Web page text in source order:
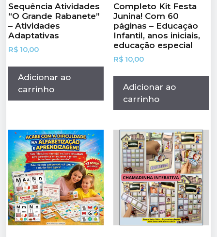
Sequência Atividades
“O Grande Rabanete”
– Atividades
Adaptativas
R$ 10,00
Adicionar ao
carrinho
Completo Kit Festa
Junina! Com 60
páginas – Educação
Infantil, anos iniciais,
educação especial
R$ 10,00
Adicionar ao
carrinho